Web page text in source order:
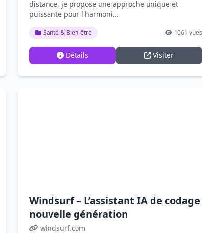
distance, je propose une approche unique et
puissante pour l'harmoni...
Santé & Bien-être 1061 vues
Détails Visiter
Windsurf – L’assistant IA de codage
nouvelle génération
windsurf.com